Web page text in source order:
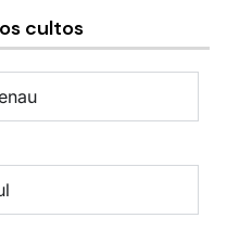
cultos